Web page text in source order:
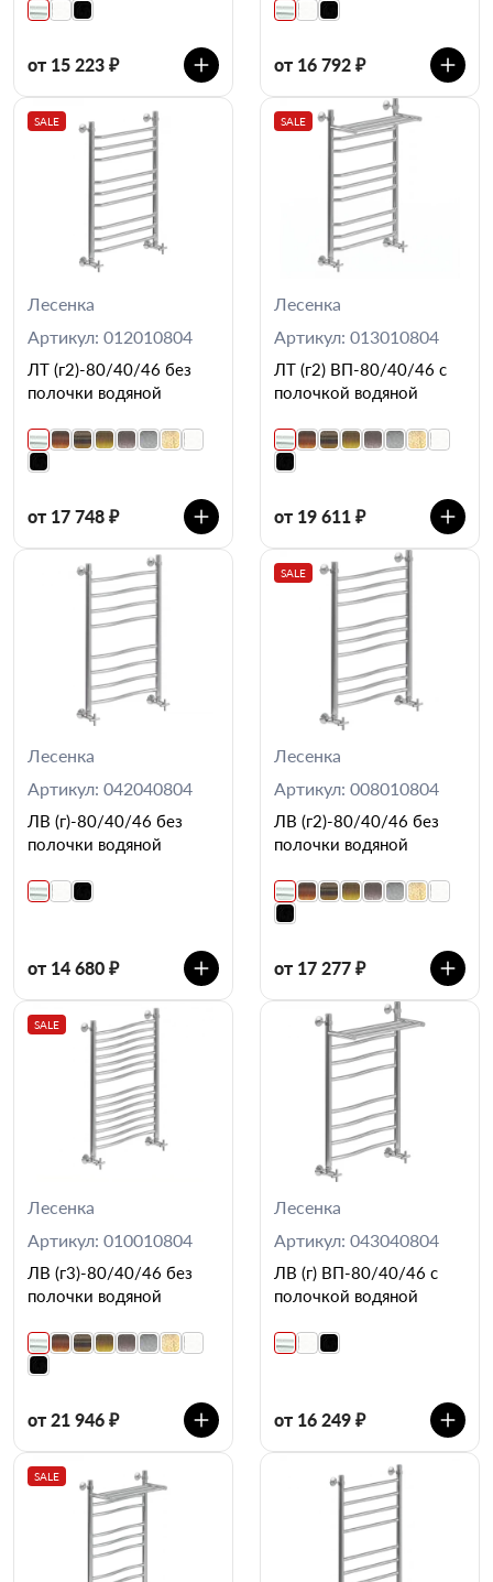
от 15 223 ₽ от 16 792 ₽
SALE
Лесенка
Артикул: 012010804
ЛТ (г2)-80/40/46 без
полочки водяной
от 17 748 ₽
SALE
Лесенка
Артикул: 013010804
ЛТ (г2) ВП-80/40/46 с
полочкой водяной
от 19 611 ₽
Лесенка
Артикул: 042040804
ЛВ (г)-80/40/46 без
полочки водяной
от 14 680 ₽
SALE
Лесенка
Артикул: 008010804
ЛВ (г2)-80/40/46 без
полочки водяной
от 17 277 ₽
SALE
Лесенка
Артикул: 010010804
ЛВ (г3)-80/40/46 без
полочки водяной
от 21 946 ₽
Лесенка
Артикул: 043040804
ЛВ (г) ВП-80/40/46 с
полочкой водяной
от 16 249 ₽
SALE